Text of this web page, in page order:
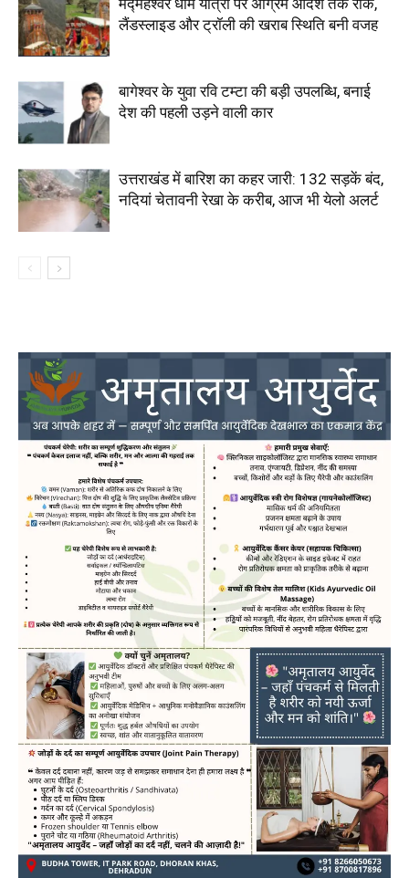
लैंडस्लाइड और ट्रॉली की खराब स्थिति बनी वजह
बागेश्वर के युवा रवि टम्टा की बड़ी उपलब्धि, बनाई
देश की पहली उड़ने वाली कार
उत्तराखंड में बारिश का कहर जारी: 132 सड़कें बंद,
नदियां चेतावनी रेखा के करीब, आज भी येलो अलर्ट